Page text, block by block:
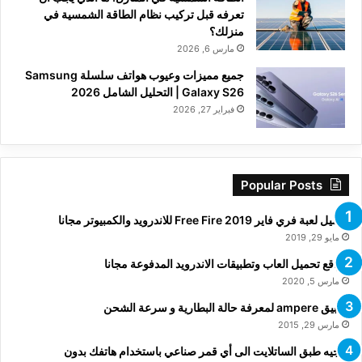
تعرفه قبل تركيب نظام الطاقة الشمسية في
منزلك؟
مارس 6, 2026
جميع مميزات وعيوب هواتف سلسلة Samsung
Galaxy S26 | التحليل الشامل 2026
فبراير 27, 2026
Popular Posts
تحميل لعبة فري فاير Free Fire 2019 للاندرويد والكمبيوتر مجانا
مايو 29, 2019
مواقع تحميل العاب وتطبيقات الاندرويد المدفوعة مجانا
مارس 5, 2020
تطبيق ampere لمعرفة حالة البطارية و سرعة الشحن
مارس 29, 2015
توجيه طبق الساتلايت الى أي قمر صناعي باستخدام هاتفك بدون